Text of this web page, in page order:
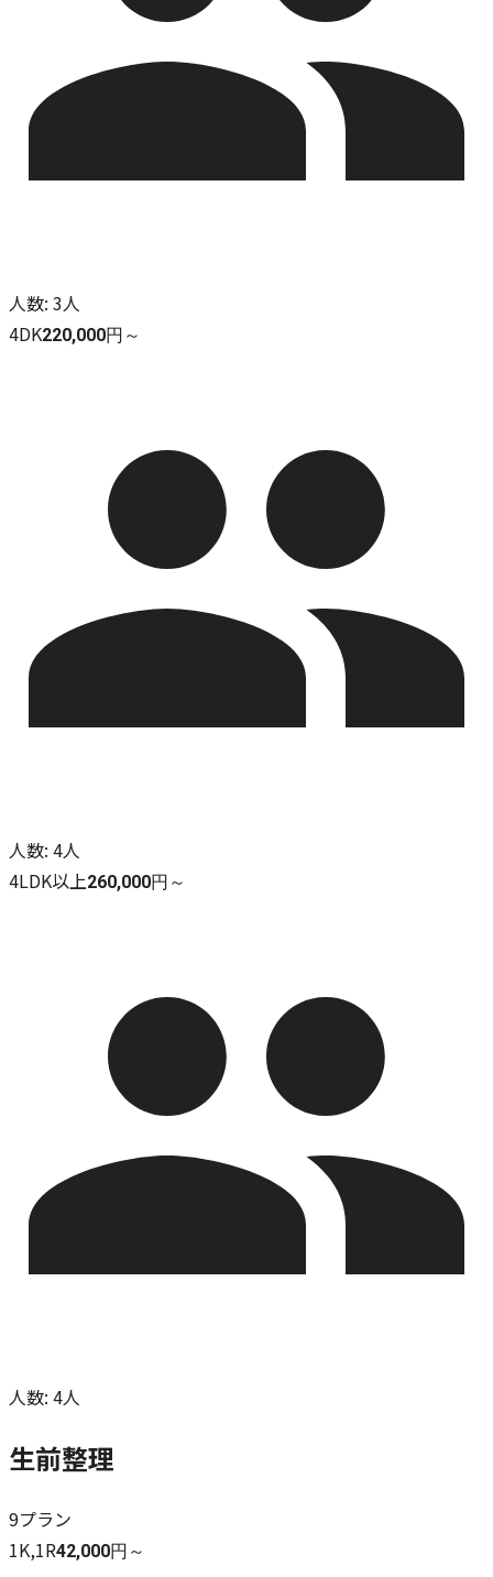
人数: 3人
4DK220,000円～
人数: 4人
4LDK以上260,000円～
人数: 4人
生前整理
9プラン
1K,1R42,000円～